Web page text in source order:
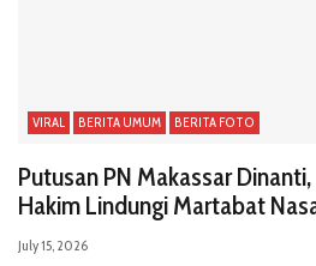
VIRAL BERITA UMUM BERITA FOTO
Putusan PN Makassar
Hakim Lindungi Martabat
July 15, 2026